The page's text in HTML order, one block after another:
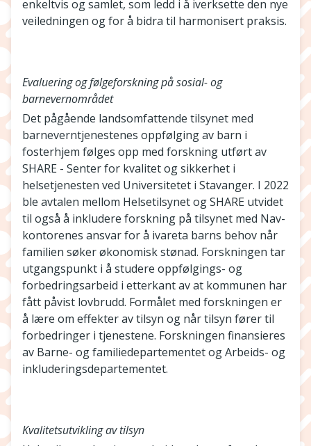
enkeltvis og samlet, som ledd i å iverksette den nye
veiledningen og for å bidra til harmonisert praksis.
Evaluering og følgeforskning på sosial- og
barnevernområdet
Det pågående landsomfattende tilsynet med
barneverntjenestenes oppfølging av barn i
fosterhjem følges opp med forskning utført av
SHARE - Senter for kvalitet og sikkerhet i
helsetjenesten ved Universitetet i Stavanger. I 2022
ble avtalen mellom Helsetilsynet og SHARE utvidet
til også å inkludere forskning på tilsynet med Nav-
kontorenes ansvar for å ivareta barns behov når
familien søker økonomisk stønad. Forskningen tar
utgangspunkt i å studere oppfølgings- og
forbedringsarbeid i etterkant av at kommunen har
fått påvist lovbrudd. Formålet med forskningen er
å lære om effekter av tilsyn og når tilsyn fører til
forbedringer i tjenestene. Forskningen finansieres
av Barne- og familiedepartementet og Arbeids- og
inkluderingsdepartementet.
Kvalitetsutvikling av tilsyn